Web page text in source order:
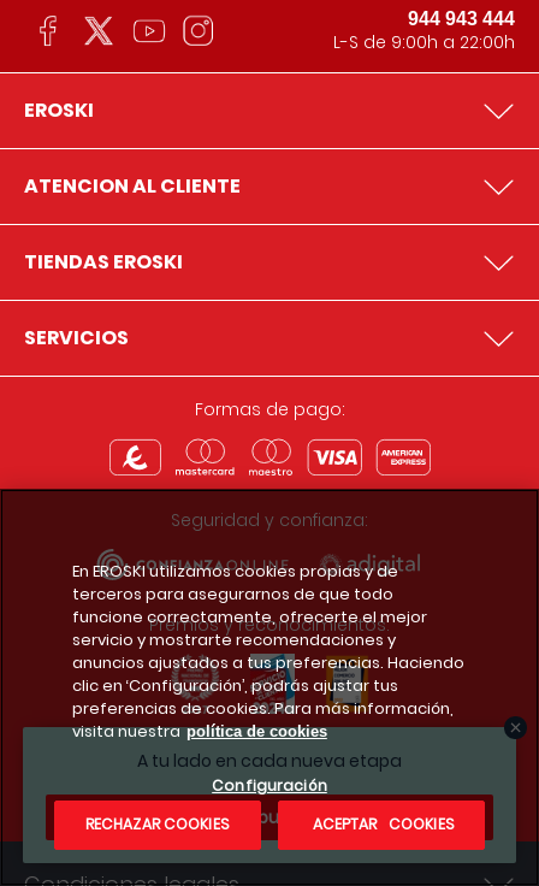
A tu lado en cada nueva etapa
¿Te apuntas?
944 943 444
L-S de 9:00h a 22:00h
EROSKI
ATENCION AL CLIENTE
TIENDAS EROSKI
SERVICIOS
Formas de pago:
Seguridad y confianza:
Premios y reconocimientos:
Descarga la app del club
En EROSKI utilizamos cookies propias y de
terceros para asegurarnos de que todo
funcione correctamente, ofrecerte el mejor
servicio y mostrarte recomendaciones y
anuncios ajustados a tus preferencias. Haciendo
clic en ‘Configuración’, podrás ajustar tus
preferencias de cookies. Para más información,
visita nuestra política de cookies
Configuración
RECHAZAR COOKIES
ACEPTAR COOKIES